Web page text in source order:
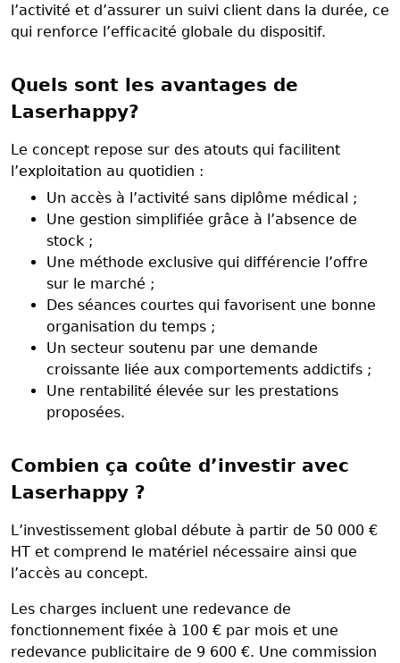
l’activité et d’assurer un suivi client dans la durée, ce
qui renforce l’efficacité globale du dispositif.
Quels sont les avantages de
Laserhappy?
Le concept repose sur des atouts qui facilitent
l’exploitation au quotidien :
Un accès à l’activité sans diplôme médical ;
Une gestion simplifiée grâce à l’absence de
stock ;
Une méthode exclusive qui différencie l’offre
sur le marché ;
Des séances courtes qui favorisent une bonne
organisation du temps ;
Un secteur soutenu par une demande
croissante liée aux comportements addictifs ;
Une rentabilité élevée sur les prestations
proposées.
Combien ça coûte d’investir avec
Laserhappy ?
L’investissement global débute à partir de 50 000 €
HT et comprend le matériel nécessaire ainsi que
l’accès au concept.
Les charges incluent une redevance de
fonctionnement fixée à 100 € par mois et une
redevance publicitaire de 9 600 €. Une commission